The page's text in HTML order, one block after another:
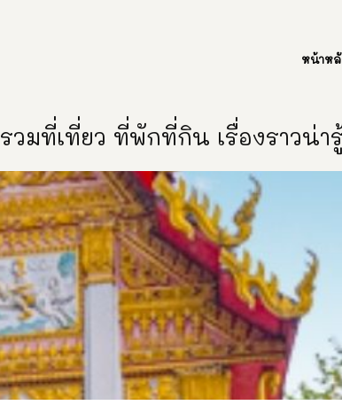
หน้าห
รวมที่เที่ยว ที่พักที่กิน เรื่องราวน่า